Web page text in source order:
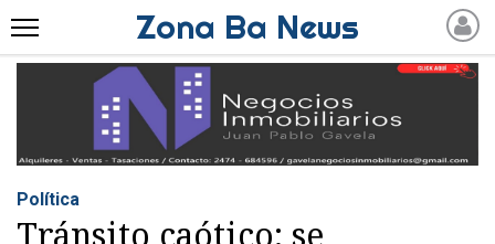
INICIO
NOTICIAS RECIENTES
POLÍTICA
Zona Ba News
Política
Tránsito caótico: se